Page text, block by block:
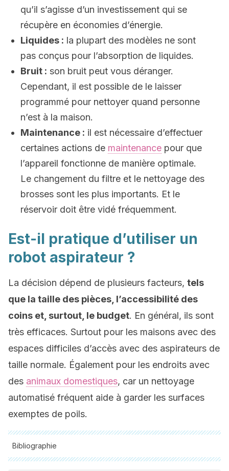
qu’il s’agisse d’un investissement qui se
récupère en économies d’énergie.
Liquides : la plupart des modèles ne sont
pas conçus pour l’absorption de liquides.
Bruit : son bruit peut vous déranger.
Cependant, il est possible de le laisser
programmé pour nettoyer quand personne
n’est à la maison.
Maintenance : il est nécessaire d’effectuer
certaines actions de maintenance pour que
l’appareil fonctionne de manière optimale.
Le changement du filtre et le nettoyage des
brosses sont les plus importants. Et le
réservoir doit être vidé fréquemment.
Est-il pratique d’utiliser un
robot aspirateur ?
La décision dépend de plusieurs facteurs, tels
que la taille des pièces, l’accessibilité des
coins et, surtout, le budget. En général, ils sont
très efficaces. Surtout pour les maisons avec des
espaces difficiles d’accès avec des aspirateurs de
taille normale. Également pour les endroits avec
des animaux domestiques, car un nettoyage
automatisé fréquent aide à garder les surfaces
exemptes de poils.
Bibliographie
Toutes les sources citées ont été examinées en profondeur